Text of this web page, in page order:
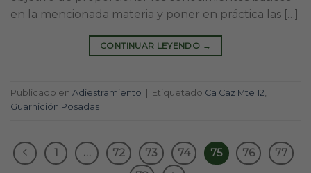
en la mencionada materia y poner en práctica las […]
CONTINUAR LEYENDO →
Publicado en Adiestramiento Etiquetado Ca Caz Mte 12,
Guarnición Posadas
1 … 72 73 74 75 76
77